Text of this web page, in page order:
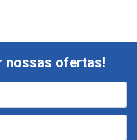
nossas ofertas!